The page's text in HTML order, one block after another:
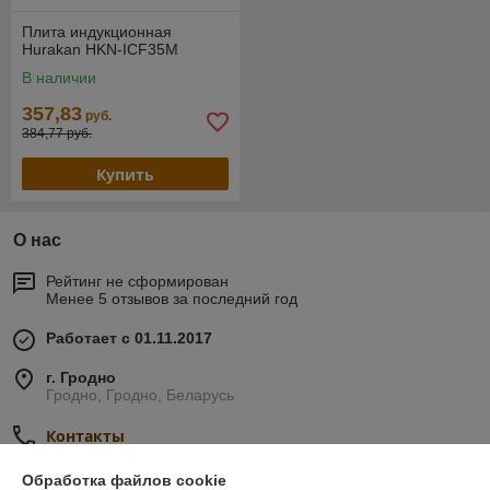
Плита индукционная
Hurakan HKN-ICF35M
В наличии
357,83 руб.
384,77 руб.
Купить
О нас
Рейтинг не сформирован
Менее 5 отзывов за последний год
Работает с 01.11.2017
г. Гродно
Гродно, Гродно, Беларусь
Контакты
Сегодня выходнойПоказать весь график работы
Обработка файлов cookie